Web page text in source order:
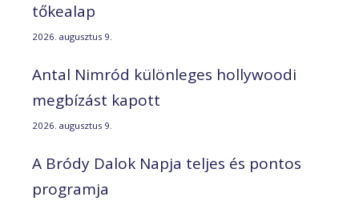
tőkealap
2026. augusztus 9.
Antal Nimród különleges hollywoodi
megbízást kapott
2026. augusztus 9.
A Bródy Dalok Napja teljes és pontos
programja